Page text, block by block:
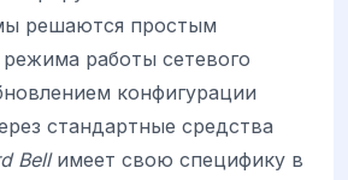
решаются простым
работы сетевого
конфигурации
стандартные средства
Bellимеет свою специфику в